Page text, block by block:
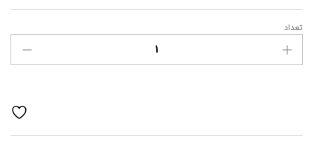
کتاب
تغییر
کنید
است
تعداد